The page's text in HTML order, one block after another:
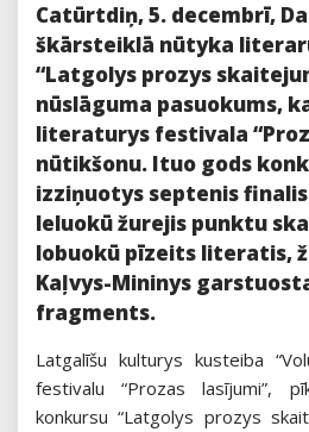
Catūrtdiņ, 5. decembrī,
škārsteiklā nūtyka
“Latgolys prozys
nūslāguma pasuokums,
literaturys festivala
nūtikšonu. Ituo gods
izziņuotys septenis
leluokū žurejis punktu
lobuokū pīzeits literatis,
Kaļvys-Mininys
fragments.
Latgalīšu kulturys kusteiba
festivalu “Prozas lasījumi”,
konkursu “Latgolys prozys